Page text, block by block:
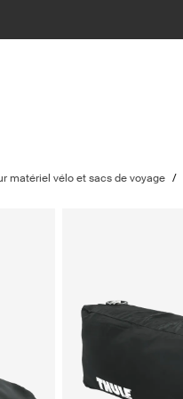
matériel vélo et sacs de voyage /